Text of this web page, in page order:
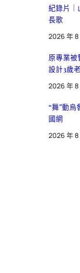
紀錄片｜
長歌
2026 年 8
原專業被
設計3歲
2026 年 8
“舞”動烏
國網
2026 年 8